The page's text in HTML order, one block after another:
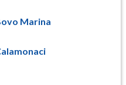
Marina